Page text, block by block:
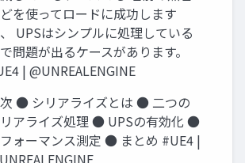
を使ってロードに成功します
UPSはシンプルに処理している
問題が出るケースがあります。
| @UNREALENGINE
● シリアライズとは ● 二つの
アライズ処理 ● UPSの有効化 ●
ォーマンス測定 ● まとめ #UE4 |